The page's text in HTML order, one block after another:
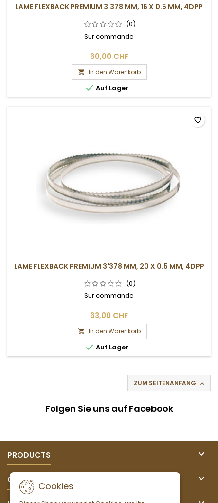
LAME FLEXBACK PREMIUM 3'378 MM, 16 X 0.5 MM, 4DPP
(0)
Sur commande
60,00 CHF
 In den Warenkorb
 Auf Lager
LAME FLEXBACK PREMIUM 3'378 MM, 20 X 0.5 MM, 4DPP
(0)
Sur commande
63,00 CHF
 In den Warenkorb
 Auf Lager
favorite_border
ZUM SEITENANFANG 
Folgen Sie uns auf Facebook
PRODUCTS 
OUR COMPANY 
Cookies